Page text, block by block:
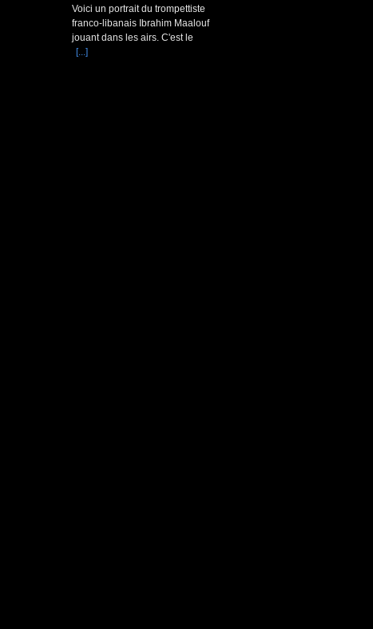
Voici un portrait du trompettiste
franco-libanais Ibrahim Maalouf
jouant dans les airs. C'est le
[...]